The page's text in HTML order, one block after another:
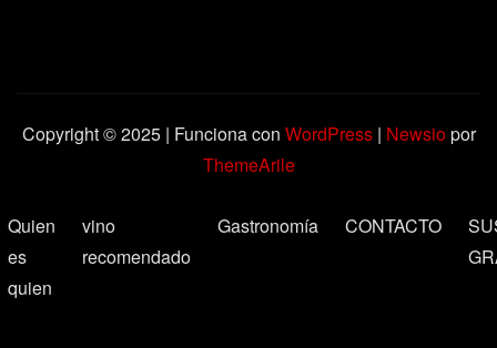
Copyright © 2025 | Funciona con WordPress | Newsiopor
ThemeArile
Quien
es
quien
vino
recomendado
Gastronomía CONTACTO